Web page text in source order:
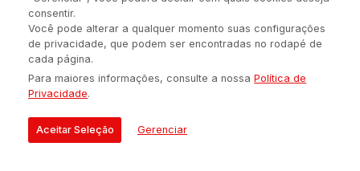
Política de privacidade Configuração de Cookies Quem Somos
É proibida a reprodução do conteúdo desta página em qualquer
meio de comunicação, eletrônico ou impreso, sem autorização
escrita de Auonline Comunicação Eireli.
© 2026 AUONLINE COMUNICAÇÃO EIRELI - CNPJ: 17.375.200/0001-
21
consentir.
Você pode alterar a qualquer momento suas configurações
de privacidade, que podem ser encontradas no rodapé de
cada página.
Para maiores informações, consulte a nossaPolítica de
Privacidade.
Aceitar Seleção Gerenciar